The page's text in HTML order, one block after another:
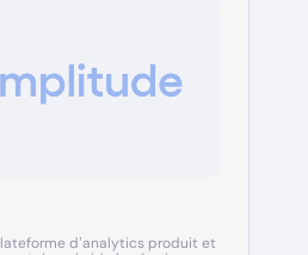
d’analytics produit et